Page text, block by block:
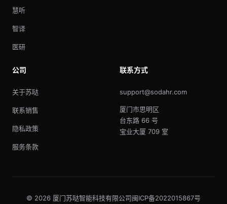
慧听
智译
医研
公司
关于苏哒
联系销售
隐私政策
服务条款
联系方式
support@sodahr.com
厦门市思明区
台东路 66 号
宝业大厦 709 室
© 2026 厦门苏哒智能科技有限公司闽ICP备2022015867号